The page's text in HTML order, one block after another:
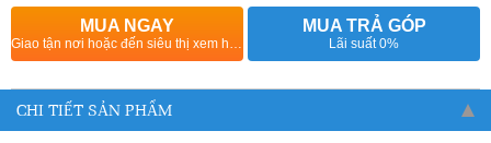
MUA NGAY MUA TRẢ GÓP
Lãi suất 0%
CHI TIẾT SẢN PHẨM